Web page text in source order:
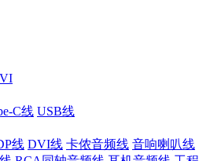
C线 USB线
线 DVI线 卡侬音频线 音响喇叭线